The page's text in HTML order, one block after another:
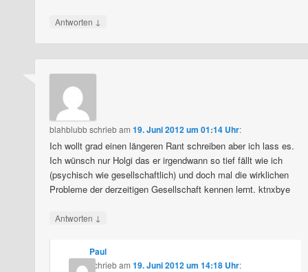
Antworten ↓
blahblubbschriebam19. Juni 2012 um 01:14 Uhr:
Ich wollt grad einen längeren Rant schreiben aber ich lass es.
Ich wünsch nur Holgi das er irgendwann so tief fällt wie ich
(psychisch wie gesellschaftlich) und doch mal die wirklichen
Probleme der derzeitigen Gesellschaft kennen lernt. ktnxbye
Antworten ↓
Paul
schriebam 19. Juni 2012 um 14:18 Uhr: